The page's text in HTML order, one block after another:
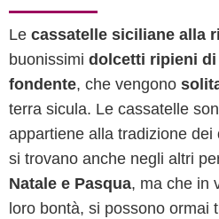
Le cassatelle siciliane alla
buonissimi dolcetti ripieni
fondente, che vengono
terra sicula. Le cassatelle
appartiene alla tradizione dei
si trovano anche negli altri
Natale e Pasqua, ma che in
loro bontà, si possono ormai